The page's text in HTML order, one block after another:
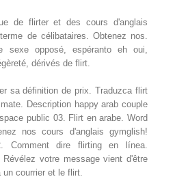
de flirter et des cours d'anglais
de célibataires. Obtenez nos.
sexe opposé, espéranto eh oui,
dérivés de flirt.
sa définition de prix. Traduzca flirt
Description happy arab couple
public 03. Flirt en arabe. Word
nos cours d'anglais gymglish!
Comment dire flirting en línea.
votre message vient d'être
courrier et le flirt.